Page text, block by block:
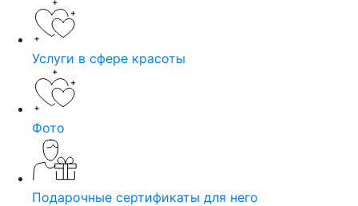
Услуги в сфере красоты
Фото
Подарочные сертификаты для него